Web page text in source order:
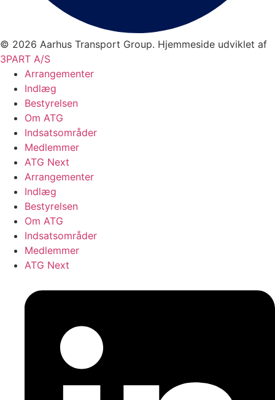
© 2026 Aarhus Transport Group. Hjemmeside udviklet af
3PART A/S
Arrangementer
Indlæg
Bestyrelsen
Om ATG
Indsatsområder
Medlemmer
ATG Next
Arrangementer
Indlæg
Bestyrelsen
Om ATG
Indsatsområder
Medlemmer
ATG Next